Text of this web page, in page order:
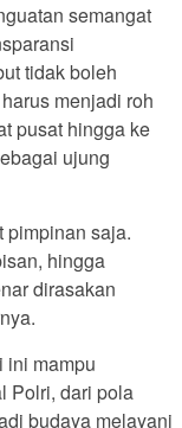
semangat
tidak boleh
menjadi roh
pusat hingga ke
ujung
pimpinan saja.
hingga
dirasakan
ini mampu
Polri, dari pola
budaya melayani